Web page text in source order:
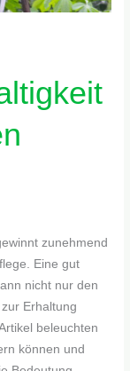
zunehmend
Eine gut
nicht nur den
Erhaltung
beleuchten
können und